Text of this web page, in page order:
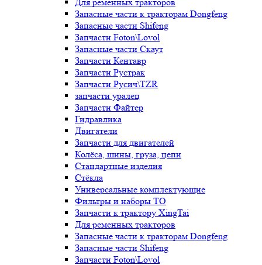
Запасные части к тракторам Dongfeng
Запасные части Shifeng
Запчасти Foton\Lovol
Запасные части Скаут
Запчасти Кентавр
Запчасти Рустрак
Запчасти Русич\TZR
запчасти уралец
Запчасти Файтер
Гидравлика
Двигатели
Запчасти для двигателей
Колёса, шины, груза, цепи
Стандартные изделия
Стёкла
Универсальные комплектующие
Фильтры и наборы ТО
Запчасти к трактору XingTai
Для ременных тракторов
Запасные части к тракторам Dongfeng
Запасные части Shifeng
Запчасти Foton\Lovol